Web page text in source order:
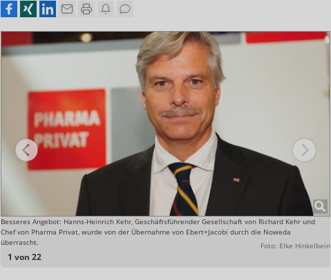
1 von 22
Besseres Angebot: Hanns-Heinrich Kehr, Geschäftsführender Gesellschaft von Richard Kehr und
Chef von Pharma Privat, wurde von der Übernahme von Ebert+Jacobi durch die Noweda
überrascht.
Foto: Elke Hinkelbein